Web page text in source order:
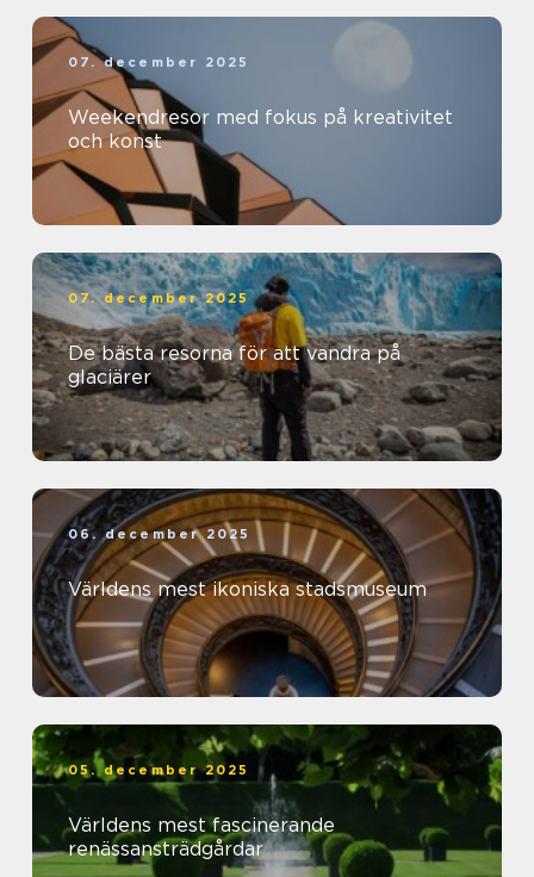
07. december 2025
Weekendresor med fokus på kreativitet
och konst
07. december 2025
De bästa resorna för att vandra på
glaciärer
06. december 2025
Världens mest ikoniska stadsmuseum
05. december 2025
Världens mest fascinerande
renässansträdgårdar